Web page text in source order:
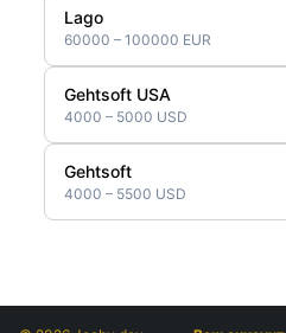
Lago
60000 – 100000 EUR
Gehtsoft USA
4000 – 5000 USD
Gehtsoft
4000 – 5500 USD